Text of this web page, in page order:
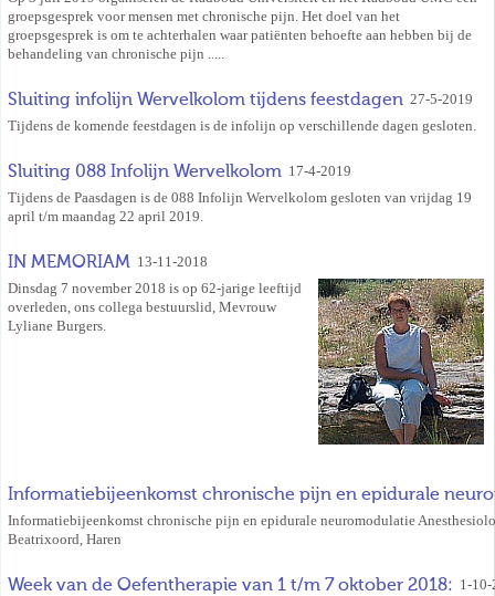
groepsgesprek voor mensen met chronische pijn. Het doel van het
groepsgesprek is om te achterhalen waar patiënten behoefte aan hebben bij de
behandeling van chronische pijn .....
Sluiting infolijn Wervelkolom tijdens feestdagen 27-5-2019
Tijdens de komende feestdagen is de infolijn op verschillende dagen gesloten.
Sluiting 088 Infolijn Wervelkolom 17-4-2019
Tijdens de Paasdagen is de 088 Infolijn Wervelkolom gesloten van vrijdag 19
april t/m maandag 22 april 2019.
IN MEMORIAM 13-11-2018
Dinsdag 7 november 2018 is op 62-jarige leeftijd
overleden, ons collega bestuurslid, Mevrouw
Lyliane Burgers.
Informatiebijeenkomst chronische pijn en epidurale
Informatiebijeenkomst chronische pijn en epidurale neuromodulatie
Beatrixoord, Haren
Week van de Oefentherapie van 1 t/m 7 oktober 2018: 1-